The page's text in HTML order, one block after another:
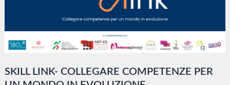
SKILL LINK- COLLEGARE COMPETENZE PER